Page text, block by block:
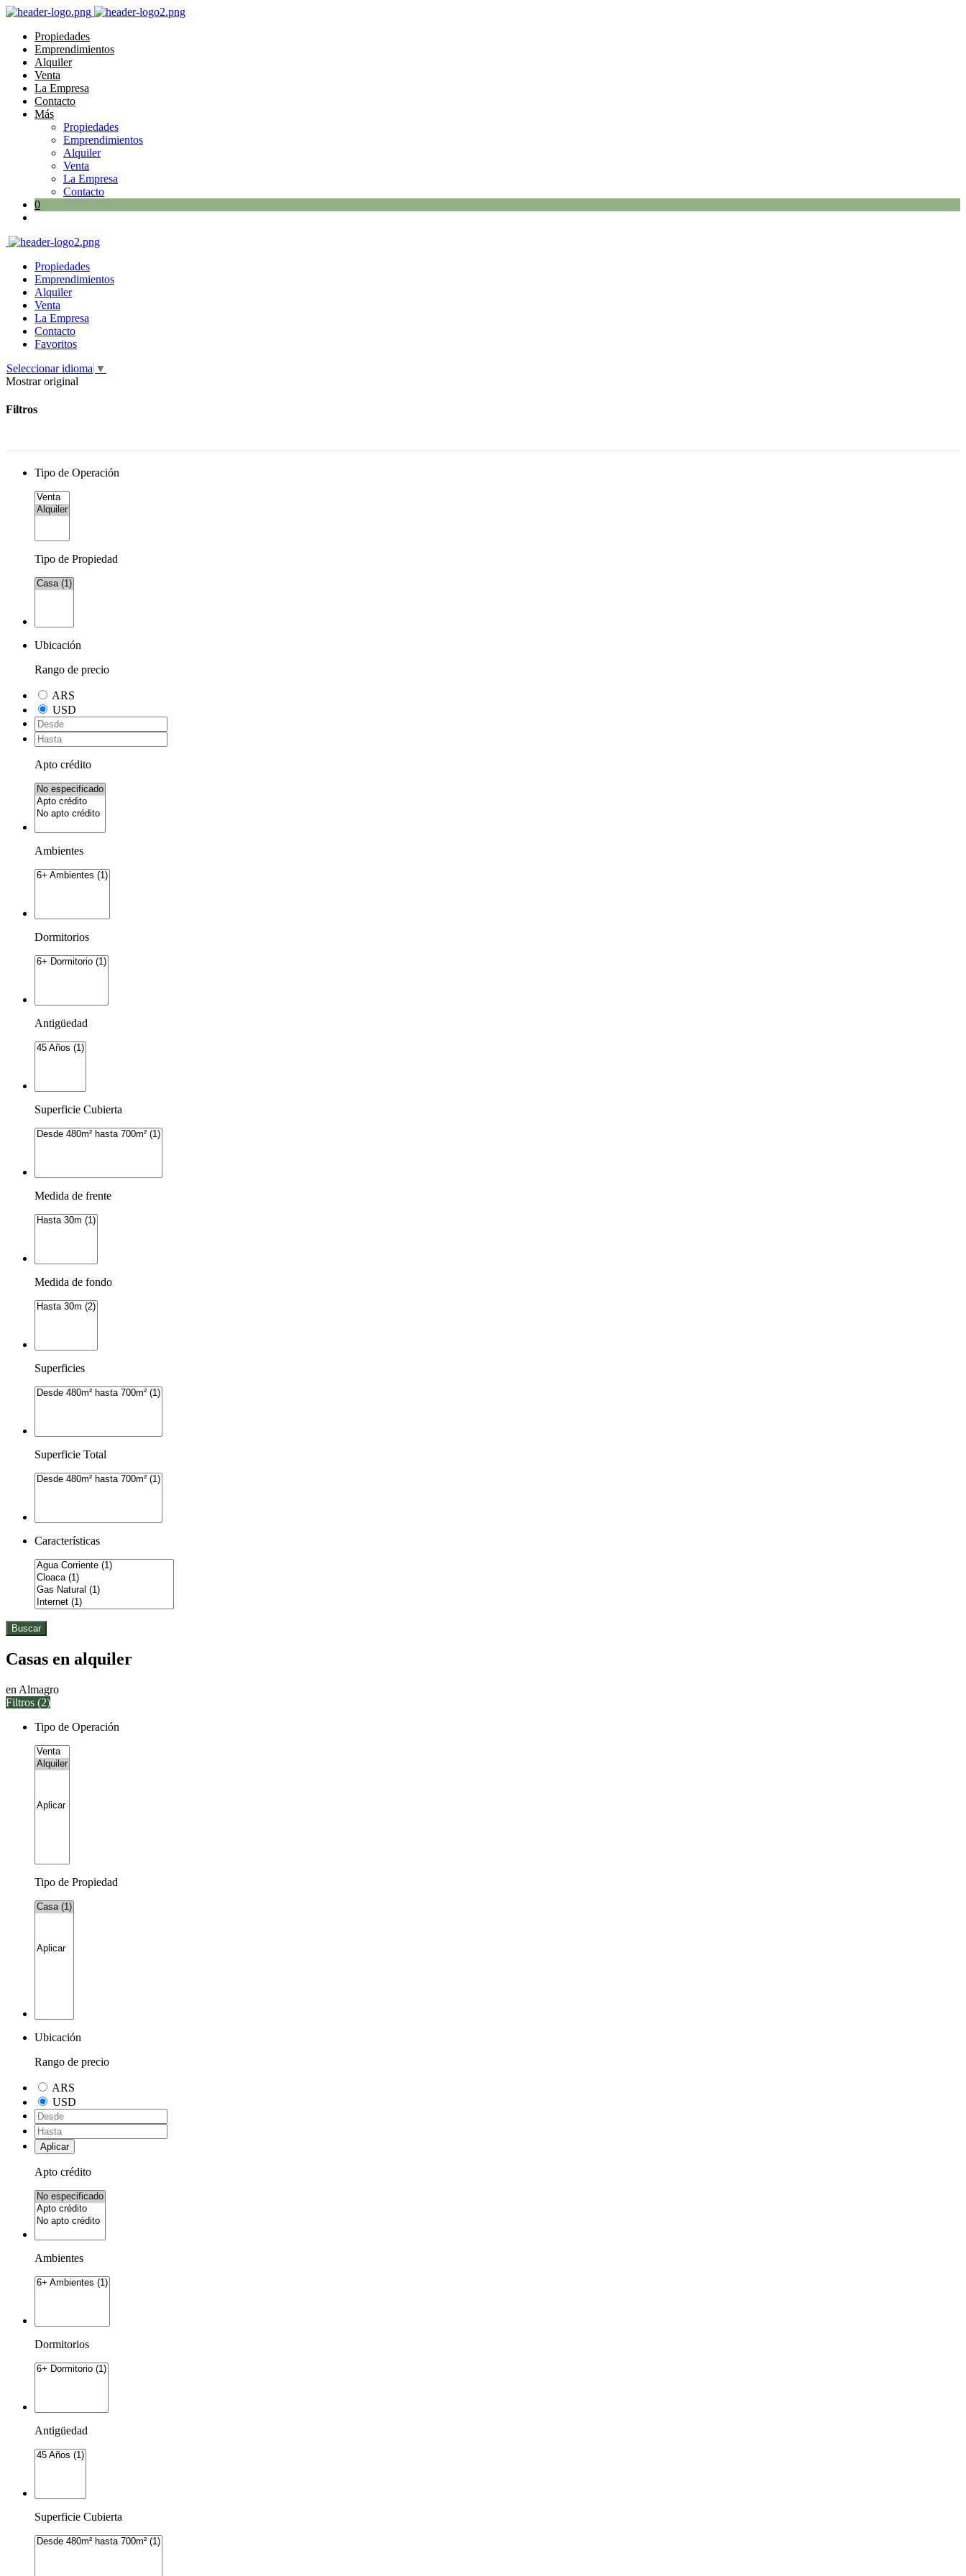
Propiedades
Emprendimientos
Alquiler
Venta
La Empresa
Contacto
Más
Propiedades
Emprendimientos
Alquiler
Venta
La Empresa
Contacto
0
Propiedades
Emprendimientos
Alquiler
Venta
La Empresa
Contacto
Favoritos
Seleccionar idioma ▼
Mostrar original
Filtros
Tipo de Operación
Tipo de Propiedad
Ubicación
Rango de precio
ARS
USD
Apto crédito
Ambientes
Dormitorios
Antigüedad
Superficie Cubierta
Medida de frente
Medida de fondo
Superficies
Superficie Total
Características
Buscar
Casas en alquiler
en Almagro
Filtros (2)
Tipo de Operación
Tipo de Propiedad
Ubicación
Rango de precio
ARS
USD
Aplicar
Apto crédito
Ambientes
Dormitorios
Antigüedad
Superficie Cubierta